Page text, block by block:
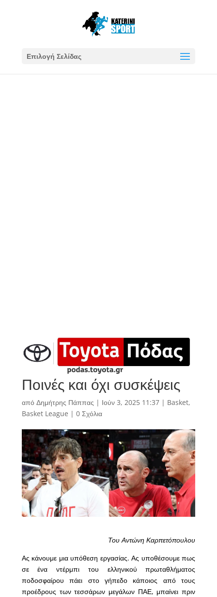
Επιλογή Σελίδας
Ποινές και όχι συσκέψεις
από Δημήτρης Πάππας | Ιούν 3, 2025 11:37| Basket,
Basket League | 0 Σχόλια
Του Αντώνη Καρπετόπουλου
Ας κάνουμε μια υπόθεση εργασίας. Ας υποθέσουμε πως
σε ένα ντέρμπι του ελληνικού πρωταθλήματος
ποδοσφαίρου πάει στο γήπεδο κάποιος από τους
προέδρους των τεσσάρων μεγάλων ΠΑΕ, μπαίνει πριν